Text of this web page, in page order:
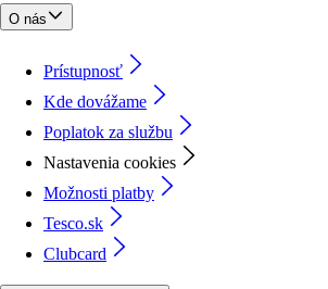
O nás
Prístupnosť
Kde dovážame
Poplatok za službu
Nastavenia cookies
Možnosti platby
Tesco.sk
Clubcard